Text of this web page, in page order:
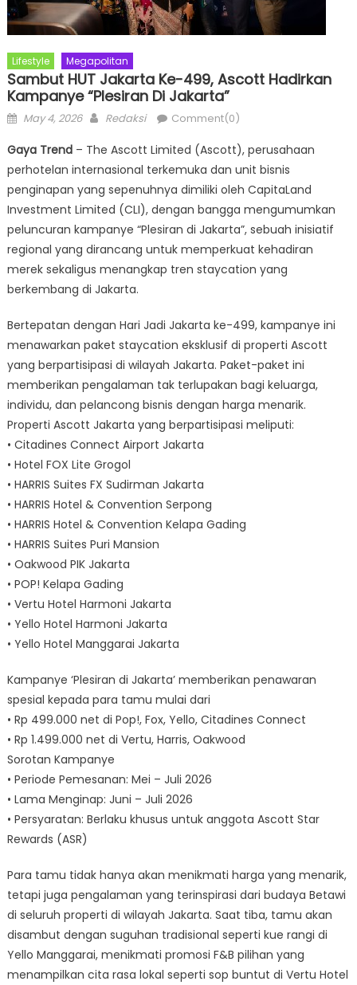
Lifestyle Megapolitan
Sambut HUT Jakarta Ke-499, Ascott Hadirkan
Kampanye “Plesiran Di Jakarta”
Posted
May 4, 2026 Author
Redaksi Comment(0)
Gaya Trend– The Ascott Limited (Ascott), perusahaan
perhotelan internasional terkemuka dan unit bisnis
penginapan yang sepenuhnya dimiliki oleh CapitaLand
Investment Limited (CLI), dengan bangga mengumumkan
peluncuran kampanye “Plesiran di Jakarta”, sebuah inisiatif
regional yang dirancang untuk memperkuat kehadiran
merek sekaligus menangkap tren staycation yang
berkembang di Jakarta.
Bertepatan dengan Hari Jadi Jakarta ke-499, kampanye ini
menawarkan paket staycation eksklusif di properti Ascott
yang berpartisipasi di wilayah Jakarta. Paket-paket ini
memberikan pengalaman tak terlupakan bagi keluarga,
individu, dan pelancong bisnis dengan harga menarik.
Properti Ascott Jakarta yang berpartisipasi meliputi:
• Citadines Connect Airport Jakarta
• Hotel FOX Lite Grogol
• HARRIS Suites FX Sudirman Jakarta
• HARRIS Hotel & Convention Serpong
• HARRIS Hotel & Convention Kelapa Gading
• HARRIS Suites Puri Mansion
• Oakwood PIK Jakarta
• POP! Kelapa Gading
• Vertu Hotel Harmoni Jakarta
• Yello Hotel Harmoni Jakarta
• Yello Hotel Manggarai Jakarta
Kampanye ‘Plesiran di Jakarta’ memberikan penawaran
spesial kepada para tamu mulai dari
• Rp 499.000 net di Pop!, Fox, Yello, Citadines Connect
• Rp 1.499.000 net di Vertu, Harris, Oakwood
Sorotan Kampanye
• Periode Pemesanan: Mei – Juli 2026
• Lama Menginap: Juni – Juli 2026
• Persyaratan: Berlaku khusus untuk anggota Ascott Star
Rewards (ASR)
Para tamu tidak hanya akan menikmati harga yang menarik,
tetapi juga pengalaman yang terinspirasi dari budaya Betawi
di seluruh properti di wilayah Jakarta. Saat tiba, tamu akan
disambut dengan suguhan tradisional seperti kue rangi di
Yello Manggarai, menikmati promosi F&B pilihan yang
menampilkan cita rasa lokal seperti sop buntut di Vertu Hotel